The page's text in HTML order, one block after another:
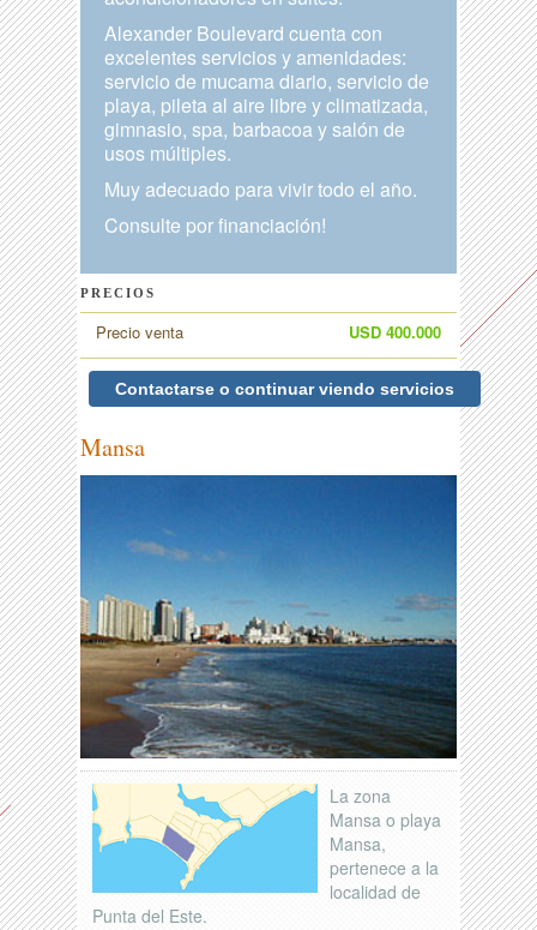
Alexander Boulevard cuenta con
excelentes servicios y amenidades:
servicio de mucama diario, servicio de
playa, pileta al aire libre y climatizada,
gimnasio, spa, barbacoa y salón de
usos múltiples.
Muy adecuado para vivir todo el año.
Consulte por financiación!
PRECIOS
Precio venta USD 400.000
Contactarse o continuar viendo servicios
Mansa
La zona
Mansa o playa
Mansa,
pertenece a la
localidad de
Punta del Este.